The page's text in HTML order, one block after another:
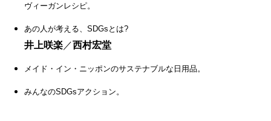
ヴィーガンレシピ。
あの人が考える、SDGsとは?
井上咲楽／西村宏堂
メイド・イン・ニッポンのサステナブルな日用品。
みんなのSDGsアクション。